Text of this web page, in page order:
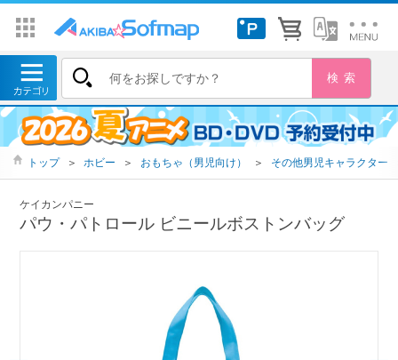
トップ ＞ ホビー ＞ おもちゃ（男児向け） ＞ その他男児キャラクター
ケイカンパニー
パウ・パトロール ビニールボストンバッグ